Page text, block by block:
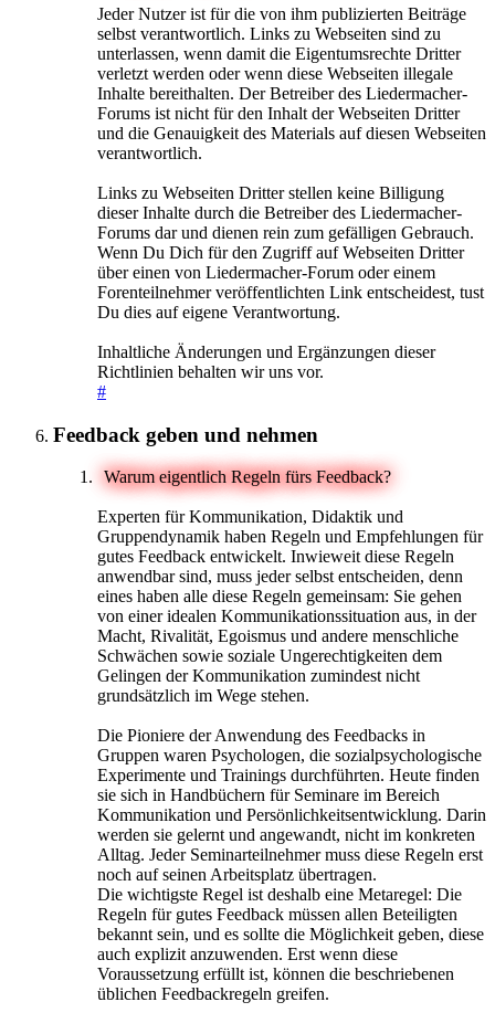
Jeder Nutzer ist für die von ihm publizierten Beiträge
selbst verantwortlich. Links zu Webseiten sind zu
unterlassen, wenn damit die Eigentumsrechte Dritter
verletzt werden oder wenn diese Webseiten illegale
Inhalte bereithalten. Der Betreiber des Liedermacher-
Forums ist nicht für den Inhalt der Webseiten Dritter
und die Genauigkeit des Materials auf diesen Webseiten
verantwortlich.
Links zu Webseiten Dritter stellen keine Billigung
dieser Inhalte durch die Betreiber des Liedermacher-
Forums dar und dienen rein zum gefälligen Gebrauch.
Wenn Du Dich für den Zugriff auf Webseiten Dritter
über einen von Liedermacher-Forum oder einem
Forenteilnehmer veröffentlichten Link entscheidest, tust
Du dies auf eigene Verantwortung.
Inhaltliche Änderungen und Ergänzungen dieser
Richtlinien behalten wir uns vor.
#
Feedback geben und nehmen
Warum eigentlich Regeln fürs Feedback?
Experten für Kommunikation, Didaktik und
Gruppendynamik haben Regeln und Empfehlungen für
gutes Feedback entwickelt. Inwieweit diese Regeln
anwendbar sind, muss jeder selbst entscheiden, denn
eines haben alle diese Regeln gemeinsam: Sie gehen
von einer idealen Kommunikationssituation aus, in der
Macht, Rivalität, Egoismus und andere menschliche
Schwächen sowie soziale Ungerechtigkeiten dem
Gelingen der Kommunikation zumindest nicht
grundsätzlich im Wege stehen.
Die Pioniere der Anwendung des Feedbacks in
Gruppen waren Psychologen, die sozialpsychologische
Experimente und Trainings durchführten. Heute finden
sie sich in Handbüchern für Seminare im Bereich
Kommunikation und Persönlichkeitsentwicklung. Darin
werden sie gelernt und angewandt, nicht im konkreten
Alltag. Jeder Seminarteilnehmer muss diese Regeln erst
noch auf seinen Arbeitsplatz übertragen.
Die wichtigste Regel ist deshalb eine Metaregel: Die
Regeln für gutes Feedback müssen allen Beteiligten
bekannt sein, und es sollte die Möglichkeit geben, diese
auch explizit anzuwenden. Erst wenn diese
Voraussetzung erfüllt ist, können die beschriebenen
üblichen Feedbackregeln greifen.